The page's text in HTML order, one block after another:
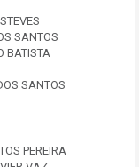
SANTOS
SANTOS
PEREIRA